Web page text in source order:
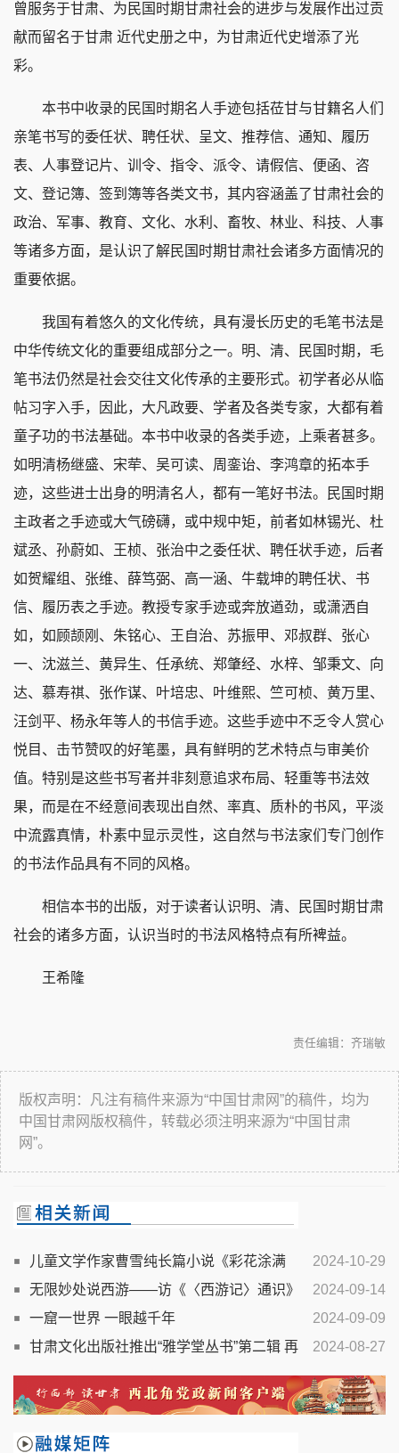
曾服务于甘肃、为民国时期甘肃社会的进步与发展作出过贡
献而留名于甘肃 近代史册之中，为甘肃近代史增添了光
彩。
本书中收录的民国时期名人手迹包括莅甘与甘籍名人们
亲笔书写的委任状、聘任状、呈文、推荐信、通知、履历
表、人事登记片、训令、指令、派令、请假信、便函、咨
文、登记簿、签到簿等各类文书，其内容涵盖了甘肃社会的
政治、军事、教育、文化、水利、畜牧、林业、科技、人事
等诸多方面，是认识了解民国时期甘肃社会诸多方面情况的
重要依据。
我国有着悠久的文化传统，具有漫长历史的毛笔书法是
中华传统文化的重要组成部分之一。明、清、民国时期，毛
笔书法仍然是社会交往文化传承的主要形式。初学者必从临
帖习字入手，因此，大凡政要、学者及各类专家，大都有着
童子功的书法基础。本书中收录的各类手迹，上乘者甚多。
如明清杨继盛、宋荦、吴可读、周銮诒、李鸿章的拓本手
迹，这些进士出身的明清名人，都有一笔好书法。民国时期
主政者之手迹或大气磅礴，或中规中矩，前者如林锡光、杜
斌丞、孙蔚如、王桢、张治中之委任状、聘任状手迹，后者
如贺耀组、张维、薛笃弼、高一涵、牛载坤的聘任状、书
信、履历表之手迹。教授专家手迹或奔放遒劲，或潇洒自
如，如顾颉刚、朱铭心、王自治、苏振甲、邓叔群、张心
一、沈滋兰、黄异生、任承统、郑肇经、水梓、邹秉文、向
达、慕寿祺、张作谋、叶培忠、叶维熙、竺可桢、黄万里、
汪剑平、杨永年等人的书信手迹。这些手迹中不乏令人赏心
悦目、击节赞叹的好笔墨，具有鲜明的艺术特点与审美价
值。特别是这些书写者并非刻意追求布局、轻重等书法效
果，而是在不经意间表现出自然、率真、质朴的书风，平淡
中流露真情，朴素中显示灵性，这自然与书法家们专门创作
的书法作品具有不同的风格。
相信本书的出版，对于读者认识明、清、民国时期甘肃
社会的诸多方面，认识当时的书法风格特点有所裨益。
王希隆
责任编辑：齐瑞敏
版权声明：凡注有稿件来源为“中国甘肃网”的稿件，均为
中国甘肃网版权稿件，转载必须注明来源为“中国甘肃
网”。
2024-10-29
儿童文学作家曹雪纯长篇小说《彩花涂满
天》出版
2024-09-14
无限妙处说西游——访《〈西游记〉通识》
作者竺洪波
2024-09-09
一窟一世界 一眼越千年
2024-08-27
甘肃文化出版社推出“雅学堂丛书”第二辑 再
度诠释一代学人使命与担当